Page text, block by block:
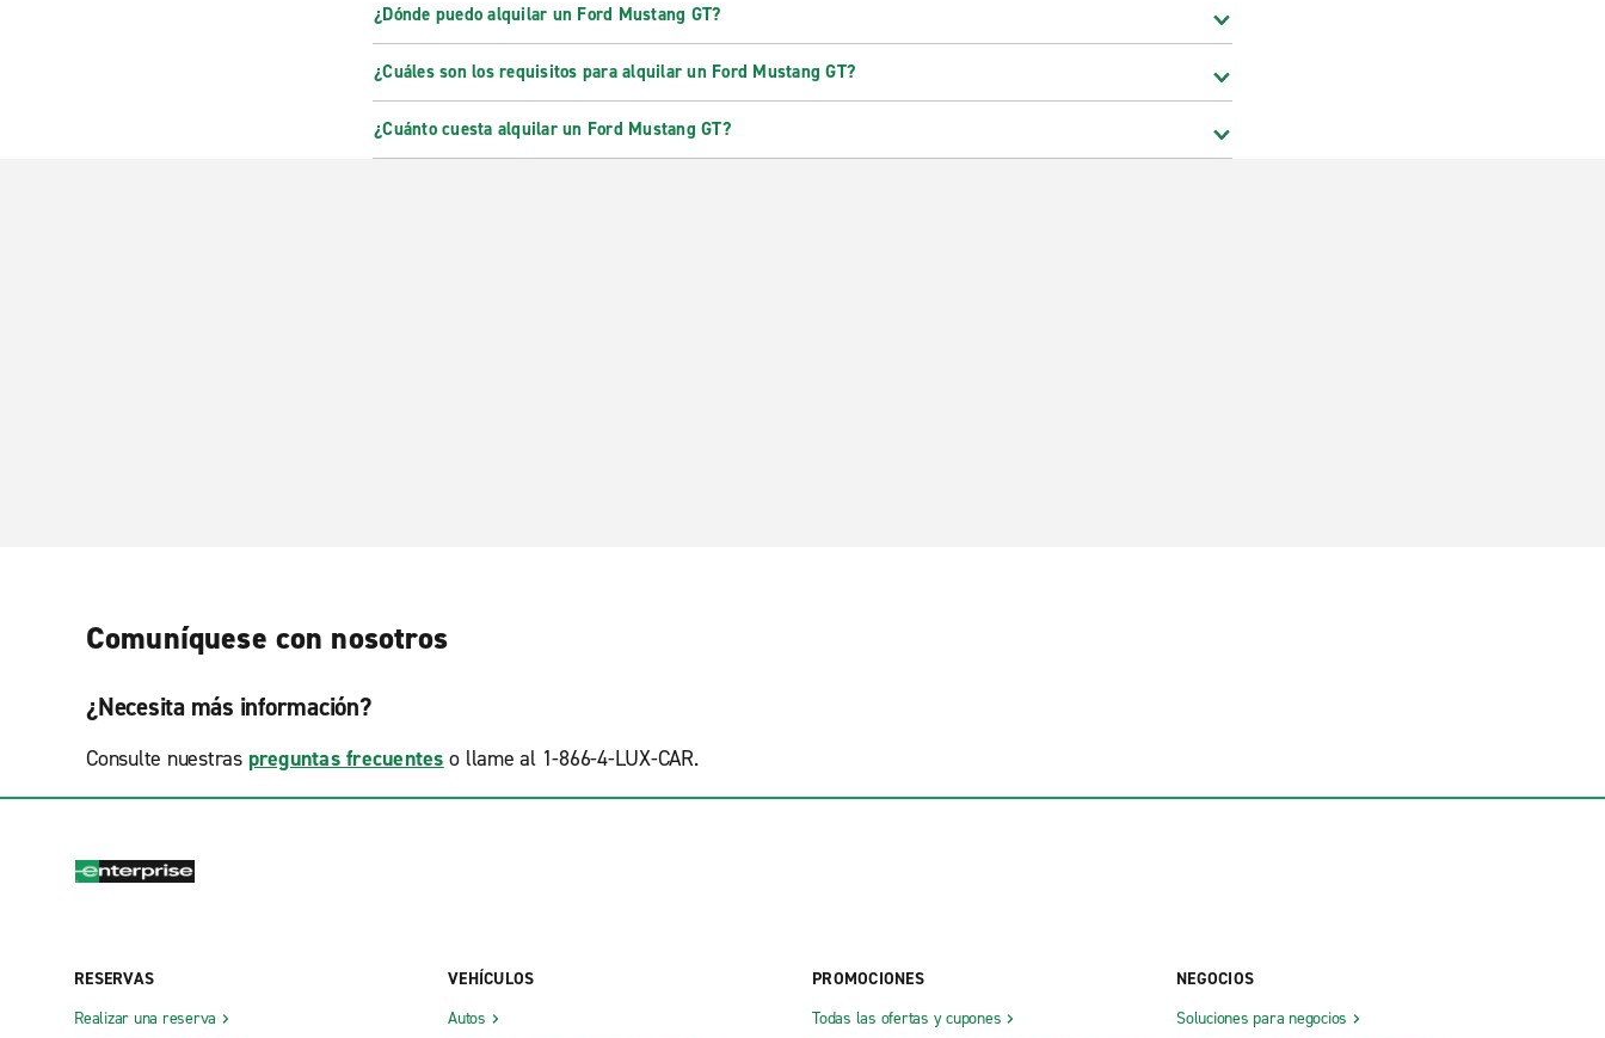
¿Dónde puedo alquilar un Ford Mustang GT?
¿Cuáles son los requisitos para alquilar un Ford Mustang GT?
¿Cuánto cuesta alquilar un Ford Mustang GT?
Comuníquese con nosotros
¿Necesita más información?
Consulte nuestras preguntas frecuentes o llame al 1-866-4-LUX-CAR.
RESERVAS
Realizar una reserva
VEHÍCULOS
Autos
PROMOCIONES
Todas las ofertas y cupones
NEGOCIOS
Soluciones para negocios